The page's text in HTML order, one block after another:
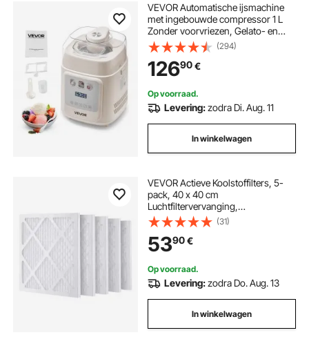
VEVOR Automatische ijsmachine
met ingebouwde compressor 1 L
Zonder voorvriezen, Gelato- en
ijsmachine met 4 standen,
Elektrische ijsmachine Bevroren
yoghurt Sorbetmachine Wit
(294)
12690€
Op voorraad.
Levering:zodra Di. Aug. 11
In winkelwagen
VEVOR Actieve Koolstoffilters, 5-
pack, 40 x 40 cm
Luchtfiltervervanging,
Hoogrendementsfilters Niveau 1,
Compatibel met BlueDri en VEVOR
Scrubber, Luchtreiniger, Apparatuur
voor waterschadeherstel
(31)
5390€
Op voorraad.
Levering:zodra Do. Aug. 13
In winkelwagen